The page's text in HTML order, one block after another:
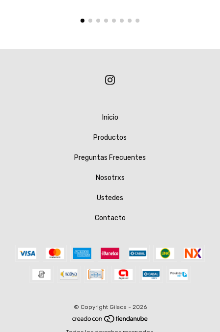
Inicio
Productos
Preguntas Frecuentes
Nosotrxs
Ustedes
Contacto
© Copyright Gilada - 2026